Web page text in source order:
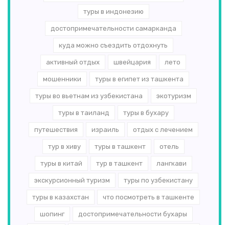
туры в индонезию
достопримечательности самарканда
куда можно съездить отдохнуть
активный отдых швейцария лето
мошенники туры в египет из ташкента
туры во вьетнам из узбекистана экотуризм
туры в таиланд туры в бухару
путешествия израиль отдых с лечением
тур в хиву туры в ташкент отель
туры в китай тур в ташкент лангкави
экскурсионный туризм туры по узбекистану
туры в казахстан что посмотреть в ташкенте
шопинг достопримечательности бухары